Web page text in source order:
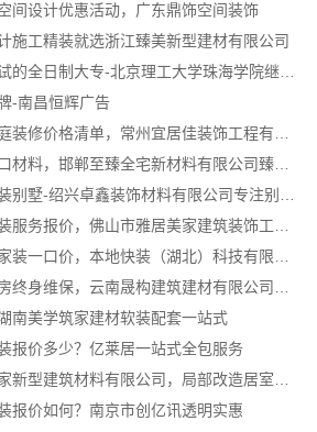
间设计优惠活动，广东鼎饰空间装饰
施工精装就选浙江臻美新型建材有限公司
广东不用考试的全日制大专-北京理工大学珠海学院继教院
-南昌恒辉广告
健康翻新进口材料，邯郸至臻全宅新材料有限公司臻选全球优质原料
南美学筑家建材软装配套一站式
报价多少？亿莱居一站式全包服务
报价如何？南京市创亿讯透明实惠